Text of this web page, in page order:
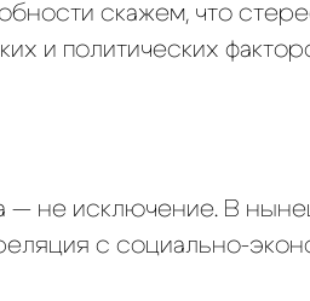
скажем, что
и политических
— не исключение. В
с социально-